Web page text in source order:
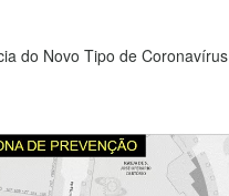
do Novo Tipo de Coronavírus